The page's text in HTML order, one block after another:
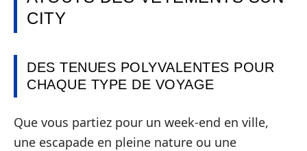
CITY
DES TENUES POLYVALENTES POUR
CHAQUE TYPE DE VOYAGE
Que vous partiez pour un week-end en ville,
une escapade en pleine nature ou une